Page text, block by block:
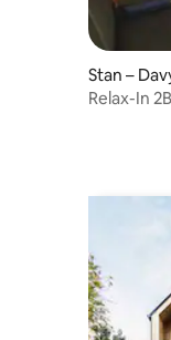
Stan –
Relax-In